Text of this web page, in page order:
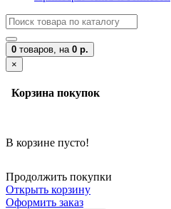
0 товаров, на 0 р.
×
Корзина покупок
В корзине пусто!
Продолжить покупки
Открыть корзину
Оформить заказ